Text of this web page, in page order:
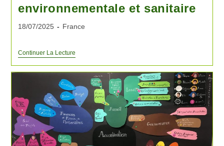
environnementale et sanitaire
18/07/2025 France
Continuer La Lecture